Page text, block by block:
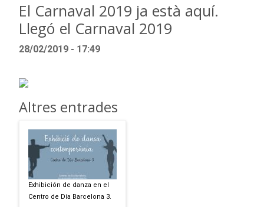
Serveis
Activitats
Blog
El Carnaval 2019 ja està aquí.
Llegó el Carnaval 2019
28/02/2019 - 17:49
Altres entrades
Exhibición de danza en el
Centro de Día Barcelona 3.